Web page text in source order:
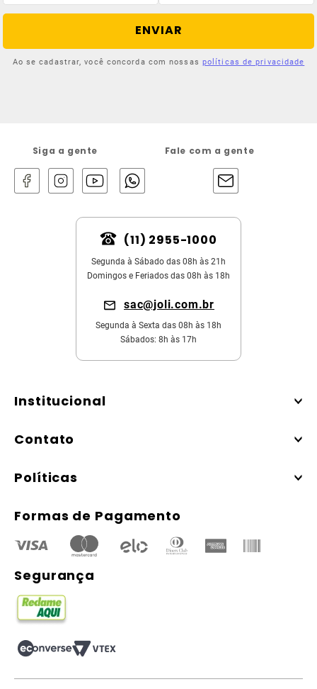
ENVIAR
Ao se cadastrar, você concorda com nossas políticas de privacidade
Siga a gente Fale com a gente
(11) 2955-1000
Segunda à Sábado das 08h às 21h
Domingos e Feriados das 08h às 18h
sac@joli.com.br
Segunda à Sexta das 08h às 18h
Sábados: 8h às 17h
Institucional
Contato
Políticas
Formas de Pagamento
Segurança